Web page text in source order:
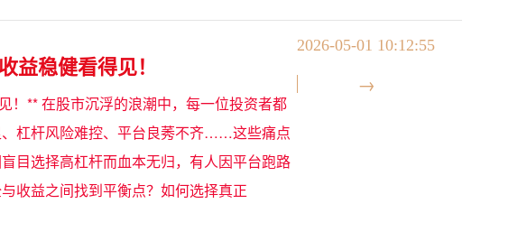
益稳健看得见！
2026-05-01 10:12:55
！** 在股市沉浮的浪潮中，每一位投资者都
杠杆风险难控、平台良莠不齐……这些痛点
目选择高杠杆而血本无归，有人因平台跑路
收益之间找到平衡点？如何选择真正